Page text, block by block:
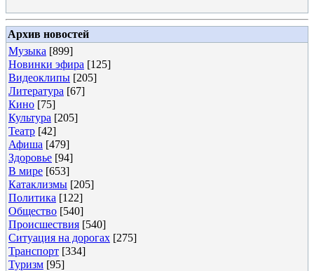
Архив новостей
Музыка [899]
Новинки эфира [125]
Видеоклипы [205]
Литература [67]
Кино [75]
Культура [205]
Театр [42]
Афиша [479]
Здоровье [94]
В мире [653]
Катаклизмы [205]
Политика [122]
Общество [540]
Происшествия [540]
Ситуация на дорогах [275]
Транспорт [334]
Туризм [95]